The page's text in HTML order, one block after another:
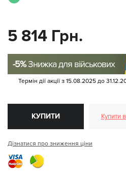
5 814 Грн.
-5%Знижка для військових
Термін дії акції з 15.08.2025 до
КУПИТИ Купити
Дізнатися про зниження ціни